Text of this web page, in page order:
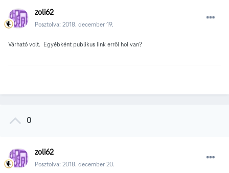
zoli62
Posztolva: 2018. december 19.
Várható volt. Egyébként publikus link erről hol van?
0
zoli62
Posztolva: 2018. december 20.